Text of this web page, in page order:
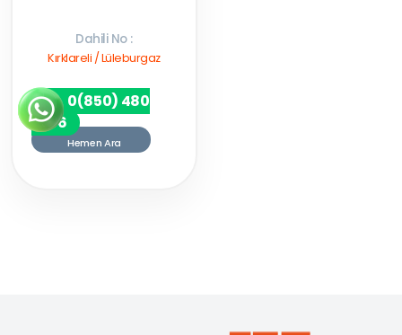
Dahili No :
Kırklareli / Lüleburgaz
0(850) 480
7256
Hemen Ara